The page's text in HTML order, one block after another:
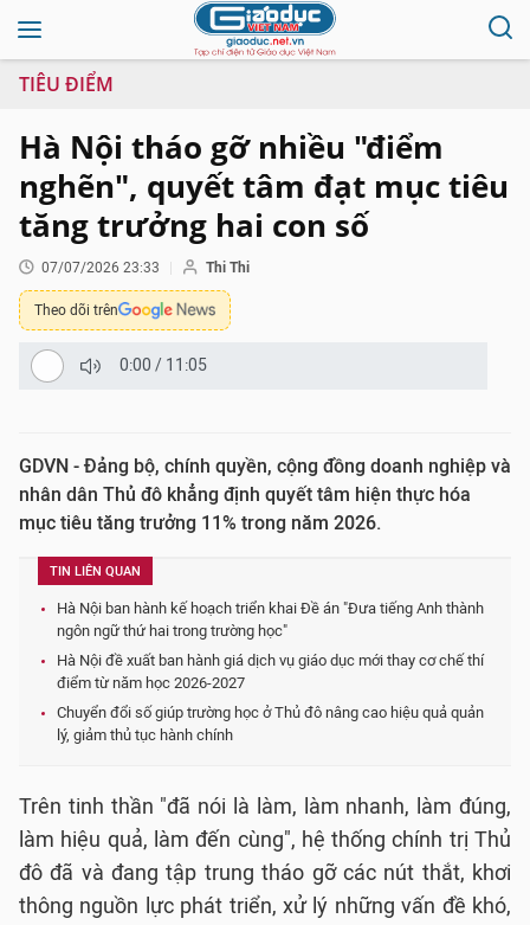
TIÊU ĐIỂM
Hà Nội tháo gỡ nhiều "điểm
nghẽn", quyết tâm đạt mục tiêu
tăng trưởng hai con số
07/07/2026 23:33 Thi Thi
Theo dõi trên
0:00 / 11:05
GDVN - Đảng bộ, chính quyền, cộng đồng doanh nghiệp và
nhân dân Thủ đô khẳng định quyết tâm hiện thực hóa
mục tiêu tăng trưởng 11% trong năm 2026.
TIN LIÊN QUAN
Hà Nội ban hành kế hoạch triển khai Đề án "Đưa tiếng Anh thành
ngôn ngữ thứ hai trong trường học"
Hà Nội đề xuất ban hành giá dịch vụ giáo dục mới thay cơ chế thí
điểm từ năm học 2026-2027
Chuyển đổi số giúp trường học ở Thủ đô nâng cao hiệu quả quản
lý, giảm thủ tục hành chính
Trên tinh thần "đã nói là làm, làm nhanh, làm đúng,
làm hiệu quả, làm đến cùng", hệ thống chính trị Thủ
đô đã và đang tập trung tháo gỡ các nút thắt, khơi
thông nguồn lực phát triển, xử lý những vấn đề khó,